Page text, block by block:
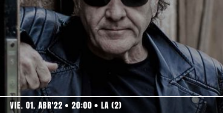
VIE. 01. ABR'22 20:00 LA (2)